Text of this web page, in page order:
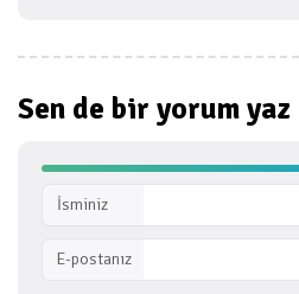
Sen de bir yorum yaz
İsminiz
E-postanız